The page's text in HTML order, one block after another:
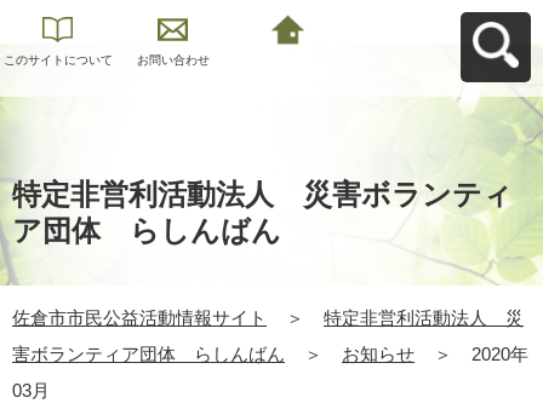
このサイトについて お問い合わせ
特定非営利活動法人 災害ボランティ
ア団体 らしんばん
佐倉市市民公益活動情報サイト ＞
特定非営利活動法人 災
害ボランティア団体 らしんばん
＞ お知らせ ＞
2020年
03月